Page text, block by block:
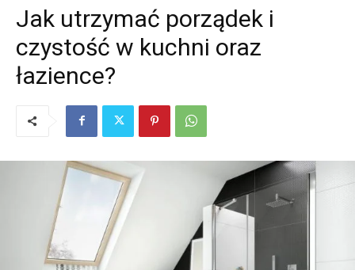
Jak utrzymać porządek i
czystość w kuchni oraz
łazience?